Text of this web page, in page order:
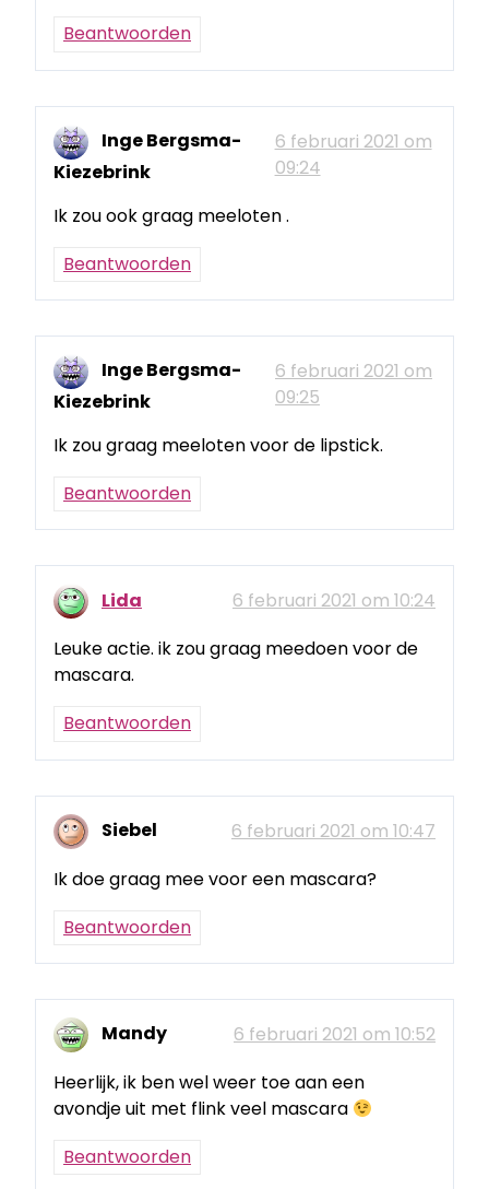
Beantwoorden
Inge Bergsma-
Kiezebrink
6 februari 2021 om
09:24
Ik zou ook graag meeloten .
Beantwoorden
Inge Bergsma-
Kiezebrink
6 februari 2021 om
09:25
Ik zou graag meeloten voor de lipstick.
Beantwoorden
Lida
6 februari 2021 om 10:24
Leuke actie. ik zou graag meedoen voor de
mascara.
Beantwoorden
Siebel
6 februari 2021 om 10:47
Ik doe graag mee voor een mascara?
Beantwoorden
Mandy
6 februari 2021 om 10:52
Heerlijk, ik ben wel weer toe aan een
avondje uit met flink veel mascara
Beantwoorden